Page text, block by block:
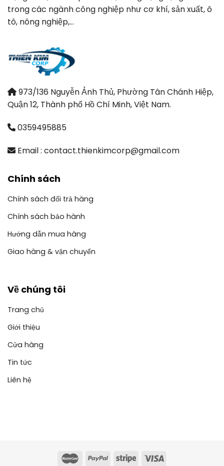
trong các ngành công nghiệp như cơ khí, sản xuất, ô
tô, nông nghiệp,…
973/136 Nguyễn Ảnh Thủ, Phường Tân Chánh Hiệp,
Quận 12, Thành phố Hồ Chí Minh, Việt Nam.
0359495885
Email : contact.thienkimcorp@gmail.com
Chính sách
Chính sách đổi trả hàng
Chính sách bảo hành
Hướng dẫn mua hàng
Giao hàng & vận chuyển
Về chúng tôi
Trang chủ
Giới thiệu
Cửa hàng
Tin tức
Liên hệ